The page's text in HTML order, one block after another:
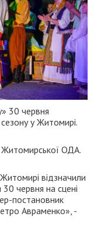
30 червня
у Житомирі.
ОДА.
відзначили
червня на сцені
постановник
Авраменко», -